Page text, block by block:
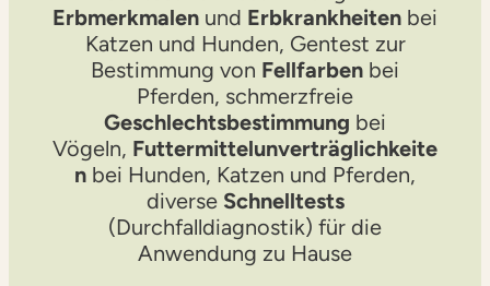
Erbmerkmalen und Erbkrankheiten bei
Katzen und Hunden, Gentest zur
Bestimmung von Fellfarben bei
Pferden, schmerzfreie
Geschlechtsbestimmung bei
Vögeln, Futtermittelunverträglichkeite
n bei Hunden, Katzen und Pferden,
diverse Schnelltests
(Durchfalldiagnostik) für die
Anwendung zu Hause